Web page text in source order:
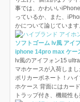
事では、かわいい
っているか、また、
かについて論じています
ソフトゴーム lv風 アイ
iphone 14pro max ケー
lv風のアイフォン15
マホケースが入荷しま
ポリカーボネート！ハ
ホケース 背面にはカー
トラップ付き、機能性